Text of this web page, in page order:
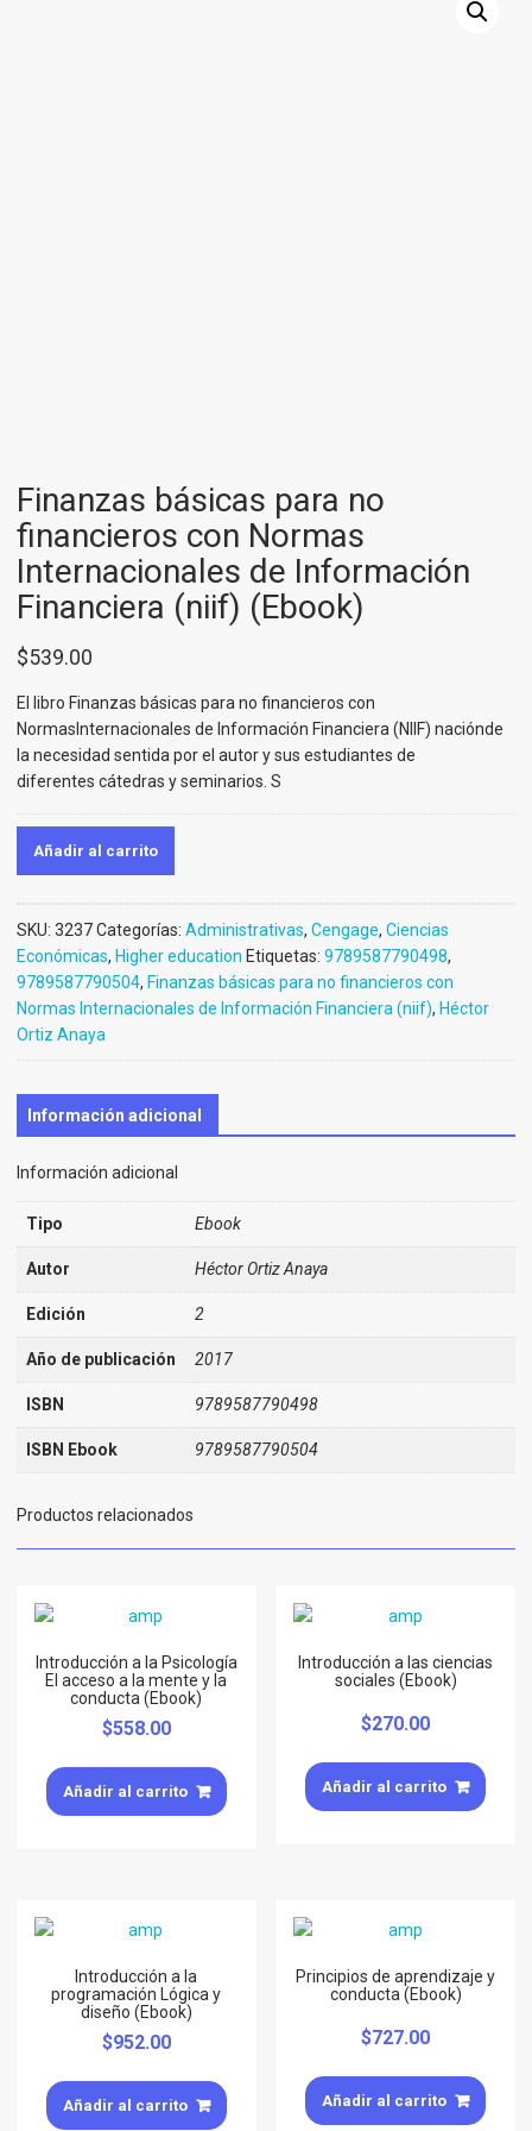
Finanzas básicas para no
financieros con Normas
Internacionales de Información
Financiera (niif) (Ebook)
$539.00
El libro Finanzas básicas para no financieros con
NormasInternacionales de Información Financiera (NIIF) naciónde
la necesidad sentida por el autor y sus estudiantes de
diferentes cátedras y seminarios. S
Añadir al carrito
SKU: 3237Categorías: Administrativas, Cengage, Ciencias
Económicas, Higher education Etiquetas: 9789587790498,
9789587790504, Finanzas básicas para no financieros con
Normas Internacionales de Información Financiera (niif), Héctor
Ortiz Anaya
Información adicional
Información adicional
Tipo Ebook
Autor Héctor Ortiz Anaya
Edición 2
Año de publicación 2017
ISBN 9789587790498
ISBN Ebook 9789587790504
Productos relacionados
Introducción a la Psicología
El acceso a la mente y la
conducta (Ebook)
$558.00
Añadir al carrito
Introducción a las ciencias
sociales (Ebook)
$270.00
Añadir al carrito
Introducción a la
programación Lógica y
diseño (Ebook)
$952.00
Añadir al carrito
Principios de aprendizaje y
conducta (Ebook)
$727.00
Añadir al carrito